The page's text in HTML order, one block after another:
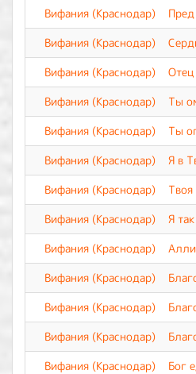
Вифания (Краснодар)
Вифания (Краснодар)
Вифания (Краснодар)
Вифания (Краснодар)
Ты
Вифания (Краснодар)
Ты
Вифания (Краснодар)
Я в
Вифания (Краснодар)
Вифания (Краснодар)
Я
Вифания (Краснодар)
Вифания (Краснодар)
Вифания (Краснодар)
Вифания (Краснодар)
Вифания (Краснодар)
Бог